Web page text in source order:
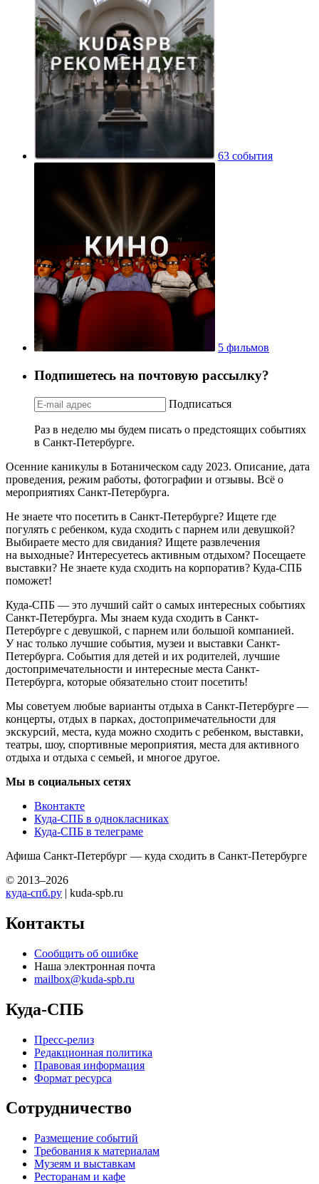
63 события
5 фильмов
Подпишетесь на почтовую рассылку?
Подписаться
Раз в неделю мы будем писать о предстоящих событиях
в Санкт-Петербурге.
Осенние каникулы в Ботаническом саду 2023. Описание, дата
проведения, режим работы, фотографии и отзывы. Всё о
мероприятиях Санкт-Петербурга.
Не знаете что посетить в Санкт-Петербурге? Ищете где
погулять с ребенком, куда сходить с парнем или девушкой?
Выбираете место для свидания? Ищете развлечения
на выходные? Интересуетесь активным отдыхом? Посещаете
выставки? Не знаете куда сходить на корпоратив? Куда-СПБ
поможет!
Куда-СПБ — это лучший сайт о самых интересных событиях
Санкт-Петербурга. Мы знаем куда сходить в Санкт-
Петербурге с девушкой, с парнем или большой компанией.
У нас только лучшие события, музеи и выставки Санкт-
Петербурга. События для детей и их родителей, лучшие
достопримечательности и интересные места Санкт-
Петербурга, которые обязательно стоит посетить!
Мы советуем любые варианты отдыха в Санкт-Петербурге —
концерты, отдых в парках, достопримечательности для
экскурсий, места, куда можно сходить с ребенком, выставки,
театры, шоу, спортивные мероприятия, места для активного
отдыха и отдыха с семьей, и многое другое.
Мы в социальных сетях
Вконтакте
Куда-СПБ в однокласниках
Куда-СПБ в телеграме
Афиша Санкт-Петербург — куда сходить в Санкт-Петербурге
© 2013–2026
куда-спб.ру | kuda-spb.ru
Контакты
Сообщить об ошибке
Наша электронная почта
mailbox@kuda-spb.ru
Куда-СПБ
Пресс-релиз
Редакционная политика
Правовая информация
Формат ресурса
Сотрудничество
Размещение событий
Требования к материалам
Музеям и выставкам
Ресторанам и кафе